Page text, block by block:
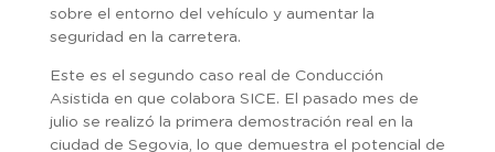
sobre el entorno del vehículo y aumentar la
seguridad en la carretera.
Este es el segundo caso real de Conducción
Asistida en que colabora SICE. El pasado mes de
julio se realizó la primera demostración real en la
ciudad de Segovia, lo que demuestra el potencial de